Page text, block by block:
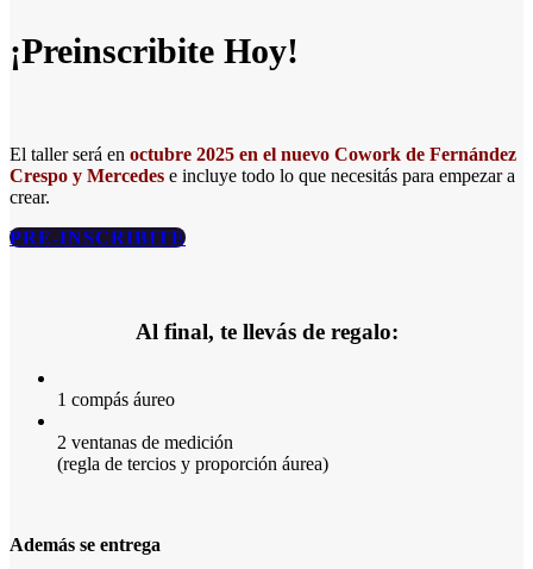
¡Preinscribite Hoy!
El taller será en octubre 2025 en el nuevo Cowork de Fernández
Crespo y Mercedes e incluye todo lo que necesitás para empezar a
crear.
PRE-INSCRIBITE
Al final, te llevás de regalo:
1 compás áureo
2 ventanas de medición
(regla de tercios y proporción áurea)
Además se entrega